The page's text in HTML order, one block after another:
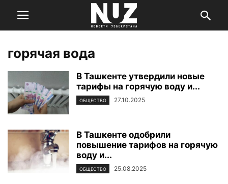
горячая вода
В Ташкенте утвердили новые
тарифы на горячую воду и...
ОБЩЕСТВО 27.10.2025
В Ташкенте одобрили
повышение тарифов на горячую
воду и...
ОБЩЕСТВО 25.08.2025